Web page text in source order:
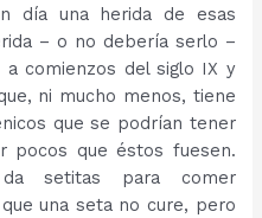
día una herida de esas
– o no debería serlo –
comienzos del siglo IX y
ni mucho menos, tiene
que se podrían tener
pocos que éstos fuesen.
setitas para comer
una seta no cure, pero